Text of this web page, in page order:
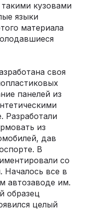
кузовами
языки
материала
своя
панелей из
из
дав
В
со
Началось все в
автозаводе им.
образец
целый